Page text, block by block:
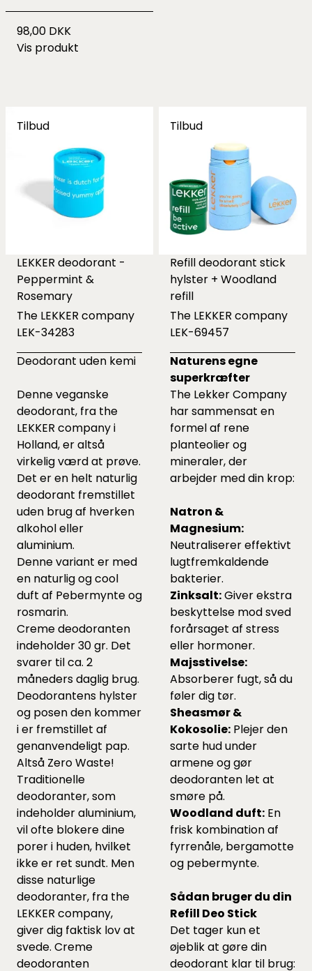
98,00 DKK
Vis produkt
Tilbud
LEKKER deodorant -
Peppermint &
Rosemary
The LEKKER company
LEK-34283
Deodorant uden kemi
Denne veganske
deodorant, fra the
LEKKER company i
Holland, er altså
virkelig værd at prøve.
Det er en helt naturlig
deodorant fremstillet
uden brug af hverken
alkohol eller
aluminium.
Denne variant er med
en naturlig og cool
duft af Pebermynte og
rosmarin.
Creme deodoranten
indeholder 30 gr. Det
svarer til ca. 2
måneders daglig brug.
Deodorantens hylster
og posen den kommer
i er fremstillet af
genanvendeligt pap.
Altså Zero Waste!
Traditionelle
deodoranter, som
indeholder aluminium,
vil ofte blokere dine
porer i huden, hvilket
ikke er ret sundt. Men
disse naturlige
deodoranter, fra the
LEKKER company,
giver dig faktisk lov at
svede. Creme
deodoranten
Tilbud
Refill deodorant stick
hylster + Woodland
refill
The LEKKER company
LEK-69457
Naturens egne
superkræfter
The Lekker Company
har sammensat en
formel af rene
planteolier og
mineraler, der
arbejder med din krop:
Natron &
Magnesium:
Neutraliserer effektivt
lugtfremkaldende
bakterier.
Zinksalt:Giver ekstra
beskyttelse mod sved
forårsaget af stress
eller hormoner.
Majsstivelse:
Absorberer fugt, så du
føler dig tør.
Sheasmør &
Kokosolie: Plejer den
sarte hud under
armene og gør
deodoranten let at
smøre på.
Woodland duft: En
frisk kombination af
fyrrenåle, bergamotte
og pebermynte.
Sådan bruger du din
Refill Deo Stick
Det tager kun et
øjeblik at gøre din
deodorant klar til brug: